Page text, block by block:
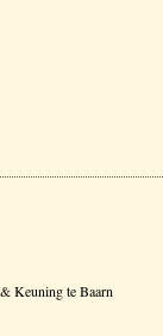
Keuning te Baarn